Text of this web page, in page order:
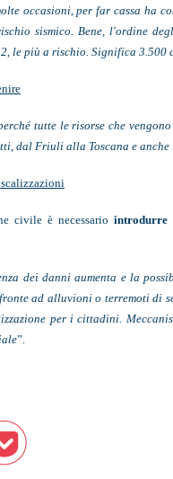
occasioni, per far cassa ha
sismico. Bene, l'ordine
le più a rischio. Significa 3.500
tutte le risorse che
dal Friuli alla Toscana e
civile è necessario introdurre
dei danni aumenta e la
ad alluvioni o terremoti di
per i cittadini.
”.